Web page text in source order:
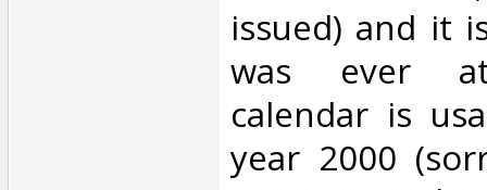
issued) and it
was ever
calendar is
year 2000